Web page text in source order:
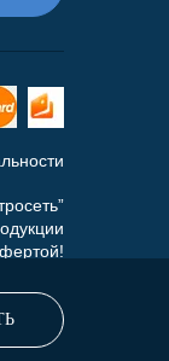
РФ.